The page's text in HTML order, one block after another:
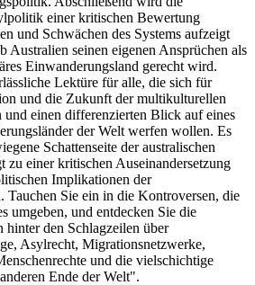
einer kritischen Bewertung
und Schwächen des Systems aufzeigt
Australien seinen eigenen Ansprüchen als
Einwanderungsland gerecht wird.
Lektüre für alle, die sich für
und die Zukunft der multikulturellen
und einen differenzierten Blick auf eines
der Welt werfen wollen. Es
Schattenseite der australischen
zu einer kritischen Auseinandersetzung
Implikationen der
Tauchen Sie ein in die Kontroversen, die
umgeben, und entdecken Sie die
hinter den Schlagzeilen über
Asylrecht, Migrationsnetzwerke,
und die vielschichtige
Ende der Welt".